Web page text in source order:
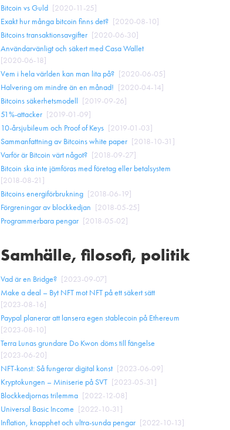
Bitcoin vs Guld [2020-11-25]
Exakt hur många bitcoin finns det? [2020-08-10]
Bitcoins transaktionsavgifter [2020-06-30]
Användarvänligt och säkert med Casa Wallet
[2020-06-18]
Vem i hela världen kan man lita på? [2020-06-05]
Halvering om mindre än en månad! [2020-04-14]
Bitcoins säkerhetsmodell [2019-09-26]
51%-attacker [2019-01-09]
10-årsjubileum och Proof of Keys [2019-01-03]
Sammanfattning av Bitcoins white paper [2018-10-31 ]
Varför är Bitcoin värt något? [2018-09-27]
Bitcoin ska inte jämföras med företag eller betalsystem
[2018-08-21 ]
Bitcoins energiförbrukning [2018-06-19]
Förgreningar av blockkedjan [2018-05-25]
Programmerbara pengar [2018-05-02]
Samhälle, filosofi, politik
Vad är en Bridge? [2023-09-07]
Make a deal – Byt NFT mot NFT på ett säkert sätt
[2023-08-16]
Paypal planerar att lansera egen stablecoin på Ethereum
[2023-08-10]
‍Terra Lunas grundare Do Kwon döms till fängelse
[2023-06-20]
NFT-konst: Så fungerar digital konst [2023-06-09]
Kryptokungen – Miniserie på SVT [2023-05-31 ]
Blockkedjornas trilemma [2022-12-08]
Universal Basic Income [2022-10-31 ]
Inflation, knapphet och ultra-sunda pengar [2022-10-13]